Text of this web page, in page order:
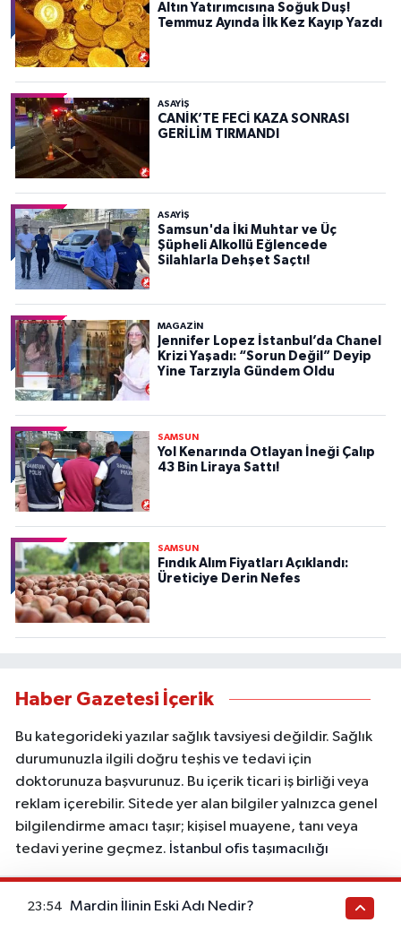
Altın Yatırımcısına Soğuk Duş!
Temmuz Ayında İlk Kez Kayıp Yazdı
ASAYIŞ
CANİK’TE FECİ KAZA SONRASI
GERİLİM TIRMANDI
ASAYIŞ
Samsun'da İki Muhtar ve Üç
Şüpheli Alkollü Eğlencede
Silahlarla Dehşet Saçtı!
MAGAZİN
Jennifer Lopez İstanbul’da Chanel
Krizi Yaşadı: “Sorun Değil” Deyip
Yine Tarzıyla Gündem Oldu
SAMSUN
Yol Kenarında Otlayan İneği Çalıp
43 Bin Liraya Sattı!
SAMSUN
Fındık Alım Fiyatları Açıklandı:
Üreticiye Derin Nefes
Haber Gazetesi İçerik
Bu kategorideki yazılar sağlık tavsiyesi değildir. Sağlık
durumunuzla ilgili doğru teşhis ve tedavi için
doktorunuza başvurunuz. Bu içerik ticari iş birliği veya
reklam içerebilir. Sitede yer alan bilgiler yalnızca genel
bilgilendirme amacı taşır; kişisel muayene, tanı veya
tedavi yerine geçmez. İstanbul ofis taşımacılığı
23:54 Mardin İlinin Eski Adı Nedir?